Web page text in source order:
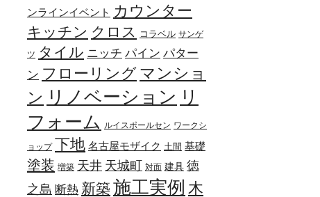
ンラインイベント カウンター
キッチン クロス コラベル サンゲ
ツ タイル ニッチ パイン パター
ン フローリング マンショ
ン リノベーション リ
フォーム
ルイスポールセン ワークシ
ョップ 下地 名古屋モザイク 土間 基礎
塗装 増築 天井 天城町 対面 建具 徳
之島 断熱 新築 施工実例 木